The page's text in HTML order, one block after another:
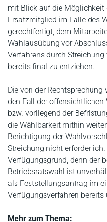
mit Blick auf die Möglichkeit
Ersatzmitglied im Falle des
gerechtfertigt, dem
Wahlausübung vor
Verfahrens durch
bereits final zu entziehen.
Die von der
den Fall der offensichtlichen
bzw. vorliegend der
die Wählbarkeit mithin
Berichtigung der
Streichung nicht
Verfügungsgrund, denn der
Betriebsratswahl ist
als Feststellungsantrag im
Verfügungsverfahren bereits
Mehr zum Thema: